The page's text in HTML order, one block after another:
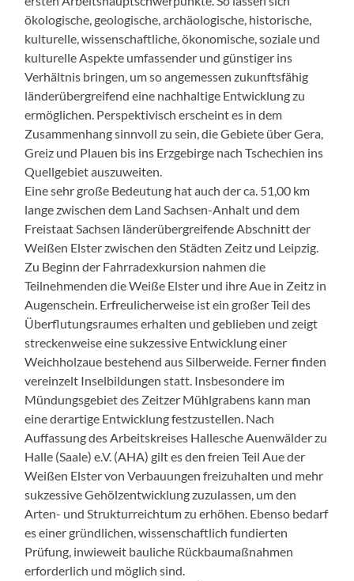
ökologische, geologische, archäologische, historische,
kulturelle, wissenschaftliche, ökonomische, soziale und
kulturelle Aspekte umfassender und günstiger ins
Verhältnis bringen, um so angemessen zukunftsfähig
länderübergreifend eine nachhaltige Entwicklung zu
ermöglichen. Perspektivisch erscheint es in dem
Zusammenhang sinnvoll zu sein, die Gebiete über Gera,
Greiz und Plauen bis ins Erzgebirge nach Tschechien ins
Quellgebiet auszuweiten.
Eine sehr große Bedeutung hat auch der ca. 51,00 km
lange zwischen dem Land Sachsen-Anhalt und dem
Freistaat Sachsen länderübergreifende Abschnitt der
Weißen Elster zwischen den Städten Zeitz und Leipzig.
Zu Beginn der Fahrradexkursion nahmen die
Teilnehmenden die Weiße Elster und ihre Aue in Zeitz in
Augenschein. Erfreulicherweise ist ein großer Teil des
Überflutungsraumes erhalten und geblieben und zeigt
streckenweise eine sukzessive Entwicklung einer
Weichholzaue bestehend aus Silberweide. Ferner finden
vereinzelt Inselbildungen statt. Insbesondere im
Mündungsgebiet des Zeitzer Mühlgrabens kann man
eine derartige Entwicklung festzustellen. Nach
Auffassung des Arbeitskreises Hallesche Auenwälder zu
Halle (Saale) e.V. (AHA) gilt es den freien Teil Aue der
Weißen Elster von Verbauungen freizuhalten und mehr
sukzessive Gehölzentwicklung zuzulassen, um den
Arten- und Strukturreichtum zu erhöhen. Ebenso bedarf
es einer gründlichen, wissenschaftlich fundierten
Prüfung, inwieweit bauliche Rückbaumaßnahmen
erforderlich und möglich sind.